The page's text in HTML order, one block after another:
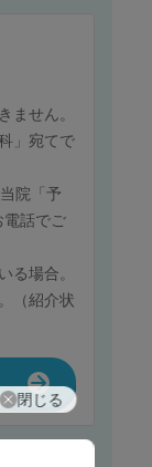
ません。
」宛てで
院「予
話でご
る場合。
（紹介状
閉じる